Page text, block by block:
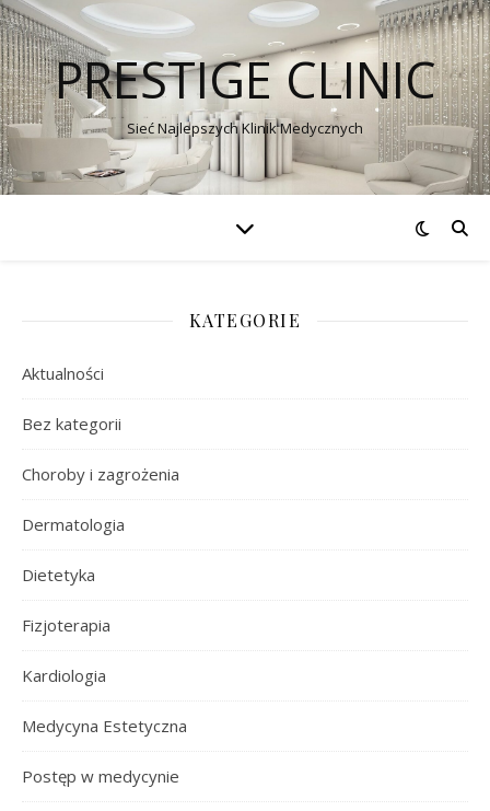
PRESTIGE CLINIC
Sieć Najlepszych Klinik Medycznych
KATEGORIE
Aktualności
Bez kategorii
Choroby i zagrożenia
Dermatologia
Dietetyka
Fizjoterapia
Kardiologia
Medycyna Estetyczna
Postęp w medycynie